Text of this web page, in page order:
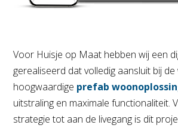
Voor Huisje op Maat hebben wij een
gerealiseerd dat volledig aansluit bij de
hoogwaardige prefab
uitstraling en maximale functionaliteit.
strategie tot aan de livegang is dit